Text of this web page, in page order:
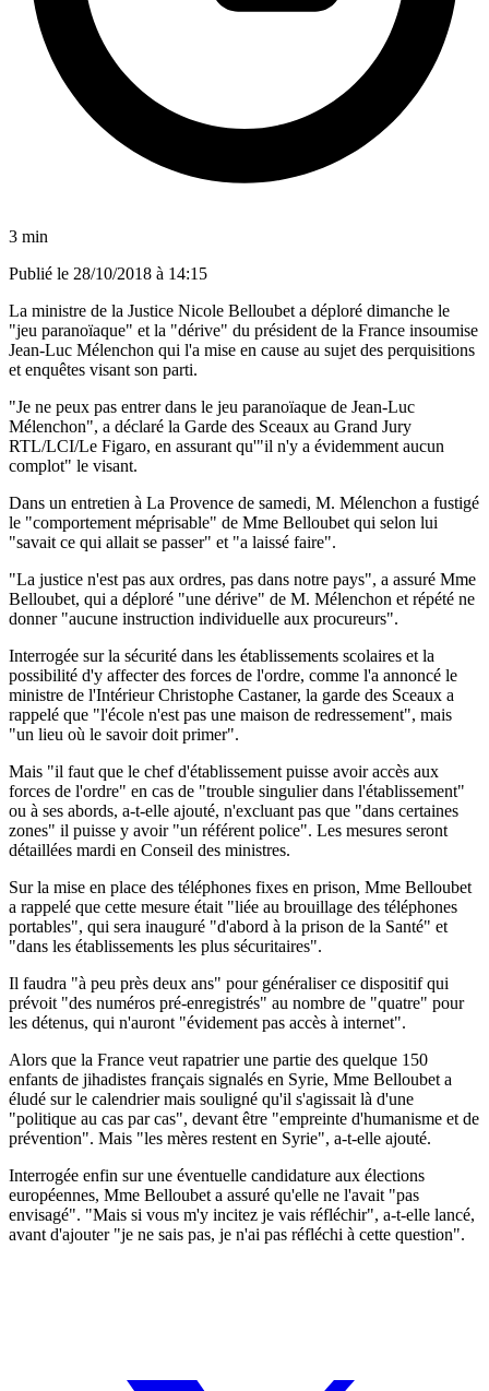
3 min
Publié le 28/10/2018 à 14:15
La ministre de la Justice Nicole Belloubet a déploré dimanche le
"jeu paranoïaque" et la "dérive" du président de la France insoumise
Jean-Luc Mélenchon qui l'a mise en cause au sujet des perquisitions
et enquêtes visant son parti.
"Je ne peux pas entrer dans le jeu paranoïaque de Jean-Luc
Mélenchon", a déclaré la Garde des Sceaux au Grand Jury
RTL/LCI/Le Figaro, en assurant qu'"il n'y a évidemment aucun
complot" le visant.
Dans un entretien à La Provence de samedi, M. Mélenchon a fustigé
le "comportement méprisable" de Mme Belloubet qui selon lui
"savait ce qui allait se passer" et "a laissé faire".
"La justice n'est pas aux ordres, pas dans notre pays", a assuré Mme
Belloubet, qui a déploré "une dérive" de M. Mélenchon et répété ne
donner "aucune instruction individuelle aux procureurs".
Interrogée sur la sécurité dans les établissements scolaires et la
possibilité d'y affecter des forces de l'ordre, comme l'a annoncé le
ministre de l'Intérieur Christophe Castaner, la garde des Sceaux a
rappelé que "l'école n'est pas une maison de redressement", mais
"un lieu où le savoir doit primer".
Mais "il faut que le chef d'établissement puisse avoir accès aux
forces de l'ordre" en cas de "trouble singulier dans l'établissement"
ou à ses abords, a-t-elle ajouté, n'excluant pas que "dans certaines
zones" il puisse y avoir "un référent police". Les mesures seront
détaillées mardi en Conseil des ministres.
Sur la mise en place des téléphones fixes en prison, Mme Belloubet
a rappelé que cette mesure était "liée au brouillage des téléphones
portables", qui sera inauguré "d'abord à la prison de la Santé" et
"dans les établissements les plus sécuritaires".
Il faudra "à peu près deux ans" pour généraliser ce dispositif qui
prévoit "des numéros pré-enregistrés" au nombre de "quatre" pour
les détenus, qui n'auront "évidement pas accès à internet".
Alors que la France veut rapatrier une partie des quelque 150
enfants de jihadistes français signalés en Syrie, Mme Belloubet a
éludé sur le calendrier mais souligné qu'il s'agissait là d'une
"politique au cas par cas", devant être "empreinte d'humanisme et de
prévention". Mais "les mères restent en Syrie", a-t-elle ajouté.
Interrogée enfin sur une éventuelle candidature aux élections
européennes, Mme Belloubet a assuré qu'elle ne l'avait "pas
envisagé". "Mais si vous m'y incitez je vais réfléchir", a-t-elle lancé,
avant d'ajouter "je ne sais pas, je n'ai pas réfléchi à cette question".